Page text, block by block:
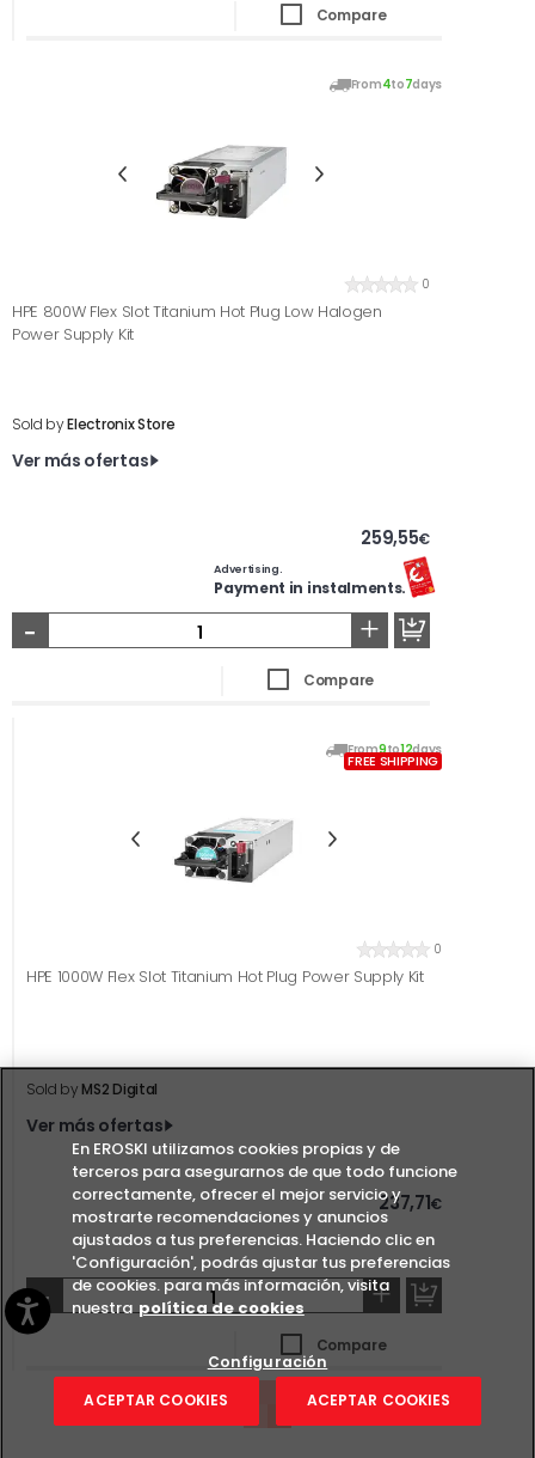
Compare
From4to7days
0
HPE 800W Flex Slot Titanium Hot Plug Low Halogen
Power Supply Kit
Sold byElectronix Store
Ver más ofertas
259,55€
Advertising.
Payment in instalments.
- +
Compare
From9to12days
FREE SHIPPING
0
HPE 1000W Flex Slot Titanium Hot Plug Power Supply Kit
Sold by MS2 Digital
Ver más ofertas
237,71€
- +
Compare
En EROSKI utilizamos cookies propias y de
terceros para asegurarnos de que todo funcione
correctamente, ofrecer el mejor servicio y
mostrarte recomendaciones y anuncios
ajustados a tus preferencias. Haciendo clic en
'Configuración', podrás ajustar tus preferencias
de cookies. para más información, visita
nuestra política de cookies
Configuración
ACEPTAR COOKIES
ACEPTAR COOKIES